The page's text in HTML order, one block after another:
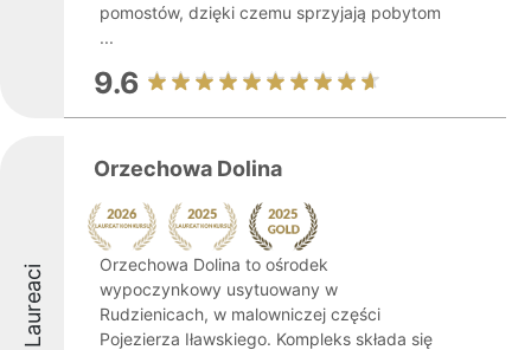
pomostów, dzięki czemu sprzyjają pobytom
...
9.6
Laureaci
Orzechowa Dolina
Orzechowa Dolina to ośrodek
wypoczynkowy usytuowany w
Rudzienicach, w malowniczej części
Pojezierza Iławskiego. Kompleks składa się